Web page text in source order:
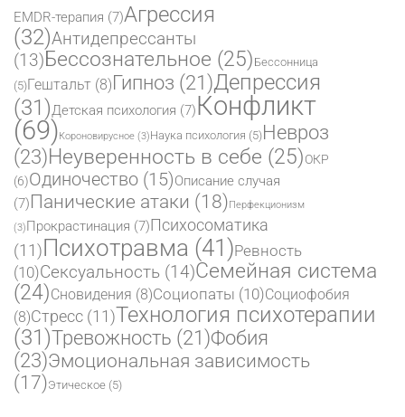
EMDR-терапия (7)Агрессия
(32)Антидепрессанты
(13)Бессознательное (25) Бессонница
(5)Гештальт (8)Гипноз (21)Депрессия
(31)Детская психология (7)Конфликт
(69)Короновирусное (3)Наука психология (5)Невроз
(23)Неуверенность в себе (25)ОКР
(6)Одиночество (15)Описание случая
(7)Панические атаки (18)Перфекционизм
(3)Прокрастинация (7)Психосоматика
(11)Психотравма (41)Ревность
(10)Сексуальность (14)Семейная система
(24)Сновидения (8)Социопаты (10)Социофобия
(8)Стресс (11)Технология психотерапии
(31)Тревожность (21)Фобия
(23)Эмоциональная зависимость
(17)Этическое (5)